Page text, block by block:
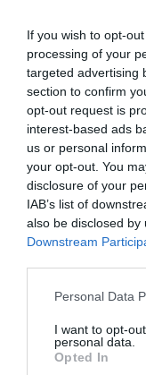
If you wish to opt-
processing of your
targeted advertising
section to confirm
opt-out request is
interest-based ads
us or personal
your opt-out. You
disclosure of your
IAB’s list of
also be disclosed
Downstream
Please note that
not limited to your
grant or deny
use your data for
Personal Data
I want to opt-
personal data.
Opted In
beleengedjem
messze van –
szeretettel beszél
– Az a feladatom,
életemben jó, és
könnyű, de
helyzetnek: egy
állította az
olyanokon, akik